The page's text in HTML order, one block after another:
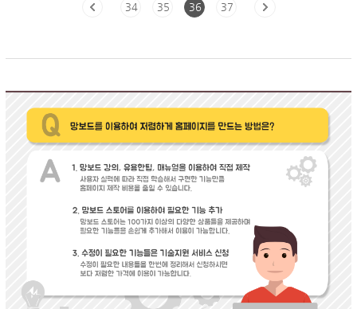
34 35 36 37